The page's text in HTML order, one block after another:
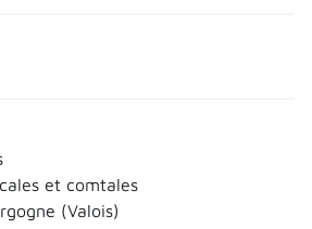
et comtales
(Valois)